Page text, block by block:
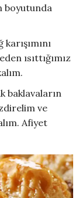
boyutunda
ısıttığımız
baklavaların
ve
Afiyet